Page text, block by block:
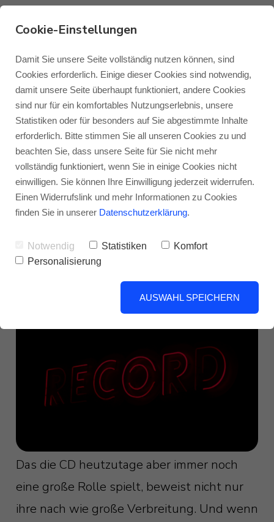
Monitor Audio
Monitor Audio Custom Install
Roksan
Blok
Blog Monitor Audio
Blog Roksan
Blog Blok
For the record: Warum
CDs kaufen auch heute
noch eine gute Idee ist
VON JENS RAGENOW 29.04.2024
Heutzutage (wir meinen das Jahr 2024) gibt
es eigentlich nur noch zwei Wege, Musik zu
Musikstreamingdienste wie Spotify, Deezer,
Tidal und Co. oder eben über die gute alte
Das die CD heutzutage aber immer noch
eine große Rolle spielt, beweist nicht nur
ihre nach wie große Verbreitung. Und wenn
Cookie-Einstellungen
Damit Sie unsere Seite vollständig nutzen können, sind
Cookies erforderlich. Einige dieser Cookies sind notwendig,
damit unsere Seite überhaupt funktioniert, andere Cookies
sind nur für ein komfortables Nutzungserlebnis, unsere
Statistiken oder für besonders auf Sie abgestimmte Inhalte
erforderlich. Bitte stimmen Sie all unseren Cookies zu und
beachten Sie, dass unsere Seite für Sie nicht mehr
vollständig funktioniert, wenn Sie in einige Cookies nicht
einwilligen. Sie können Ihre Einwilligung jederzeit widerrufen.
Einen Widerrufslink und mehr Informationen zu Cookies
finden Sie in unserer Datenschutzerklärung.
Notwendig Statistiken
Komfort
Personalisierung
AUSWAHL SPEICHERN